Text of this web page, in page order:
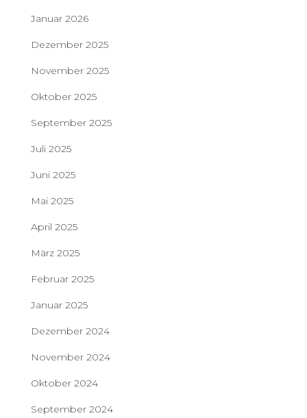
Januar 2026
Dezember 2025
November 2025
Oktober 2025
September 2025
Juli 2025
Juni 2025
Mai 2025
April 2025
März 2025
Februar 2025
Januar 2025
Dezember 2024
November 2024
Oktober 2024
September 2024